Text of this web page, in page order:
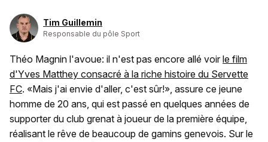
Tim Guillemin
Responsable du pôle Sport
Théo Magnin l'avoue: il n'est pas encore allé voir le film
d'Yves Matthey consacré à la riche histoire du Servette
FC. «Mais j'ai envie d'aller, c'est sûr!», assure ce jeune
homme de 20 ans, qui est passé en quelques années de
supporter du club grenat à joueur de la première équipe,
réalisant le rêve de beaucoup de gamins genevois. Sur le